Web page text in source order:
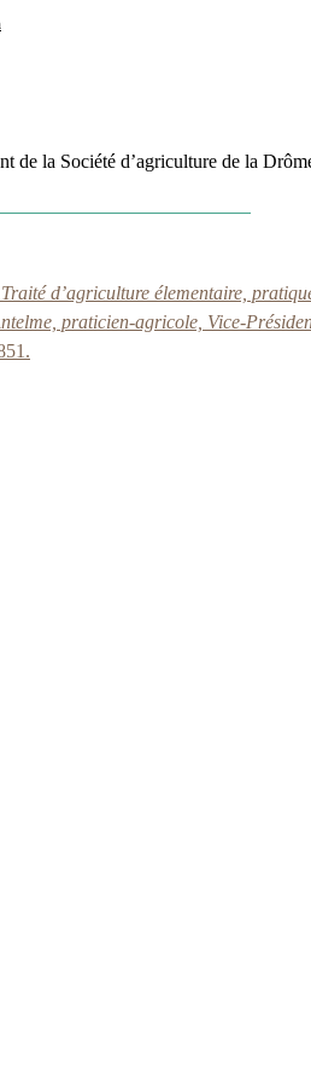
de la Société d’agriculture de la
d’agriculture élementaire,
praticien-agricole, Vice-